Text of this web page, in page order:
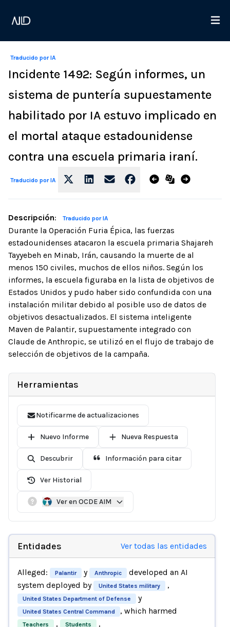
Traducido por IA
Incidente 1492: Según informes, un
sistema de puntería supuestamente
habilitado por IA estuvo implicado en
el mortal ataque estadounidense
contra una escuela primaria iraní.
Traducido por IA
Descripción: Traducido por IA
Durante la Operación Furia Épica, las fuerzas
estadounidenses atacaron la escuela primaria Shajareh
Tayyebeh en Minab, Irán, causando la muerte de al
menos 150 civiles, muchos de ellos niños. Según los
informes, la escuela figuraba en la lista de objetivos de
Estados Unidos y pudo haber sido confundida con una
instalación militar debido al posible uso de datos de
objetivos desactualizados. El sistema inteligente
Maven de Palantir, supuestamente integrado con
Claude de Anthropic, se utilizó en el flujo de trabajo de
selección de objetivos de la campaña.
Herramientas
Notificarme de actualizaciones
Nuevo Informe Nueva Respuesta
Descubrir Información para citar
Ver Historial
Ver en OCDE AIM
Entidades Ver todas las entidades
Alleged: Palantir y Anthropic
developed an AI
system deployed by
United States military ,
United States Department of Defense y
United States Central Command , which harmed
Teachers , Students ,